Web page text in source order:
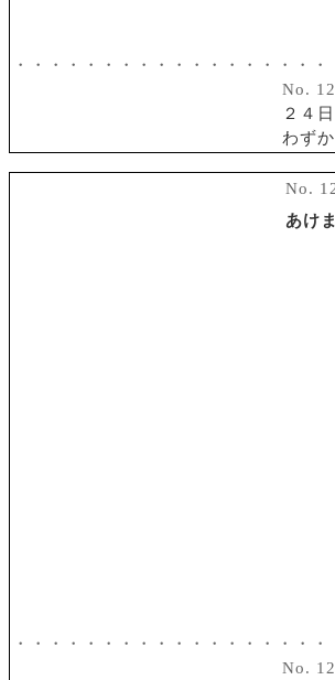
・・・・・・・・・・・・・・・・・
No.
２４
わず
No.
あけ
・・・・・・・・・・・・・・・・・
No.